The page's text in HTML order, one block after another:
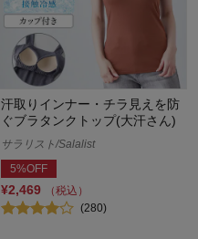
汗取りインナー・チラ見えを防
ぐブラタンクトップ(大汗さん)
サラリスト/Salalist
5%OFF
¥2,469
（税込）
(280)